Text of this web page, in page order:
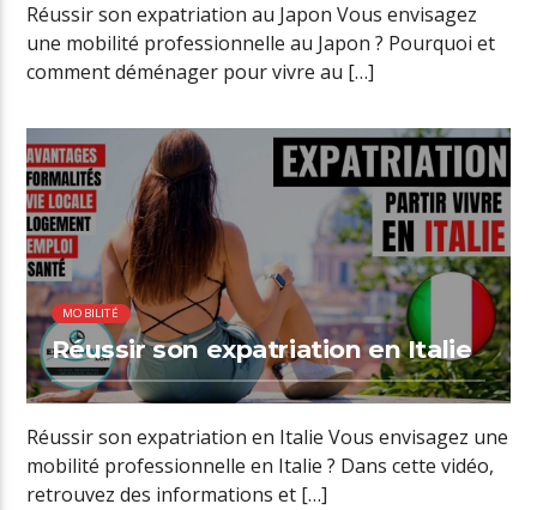
Réussir son expatriation au Japon Vous envisagez
une mobilité professionnelle au Japon ? Pourquoi et
comment déménager pour vivre au […]
00:17 READ TIME
MOBILITÉ
Réussir son expatriation en Italie
Réussir son expatriation en Italie Vous envisagez une
mobilité professionnelle en Italie ? Dans cette vidéo,
retrouvez des informations et […]